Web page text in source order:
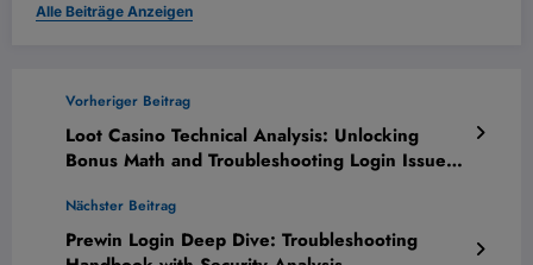
Alle Beiträge Anzeigen
Vorheriger Beitrag
Loot Casino Technical Analysis: Unlocking
Bonus Math and Troubleshooting Login Issues
Nächster Beitrag
Prewin Login Deep Dive: Troubleshooting